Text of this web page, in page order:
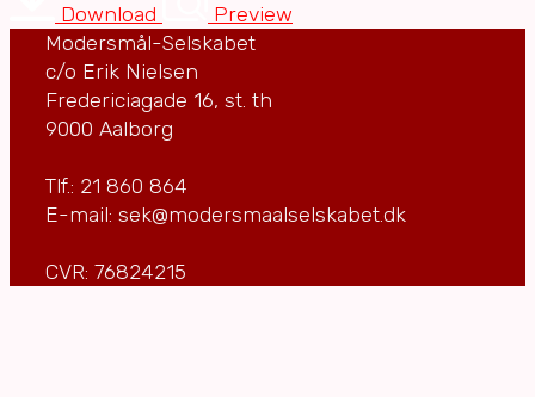
Download
Preview
Modersmål-Selskabet
c/o Erik Nielsen
Fredericiagade 16, st. th
9000 Aalborg
Tlf.: 21 860 864
E-mail: sek@modersmaalselskabet.dk
CVR: 76824215